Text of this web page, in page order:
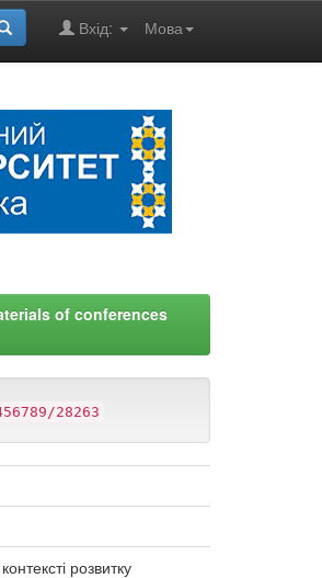
Мова
Вхід:
of conferences
28263
розвитку